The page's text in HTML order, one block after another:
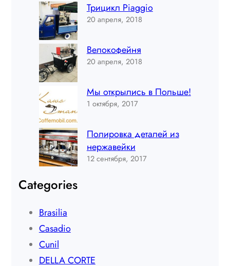
Трицикл Piaggio
20 апреля, 2018
Велокофейня
20 апреля, 2018
Мы открылись в Польше!
1 октября, 2017
Полировка деталей из
нержавейки
12 сентября, 2017
Categories
Brasilia
Casadio
Cunil
DELLA CORTE